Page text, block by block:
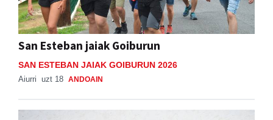
San Esteban jaiak Goiburun
SAN ESTEBAN JAIAK GOIBURUN 2026
Aiurri uzt 18 ANDOAIN